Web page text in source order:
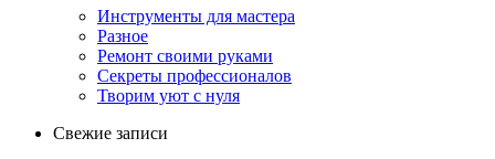
Инструменты для мастера
Разное
Ремонт своими руками
Секреты профессионалов
Творим уют с нуля
Свежие записи